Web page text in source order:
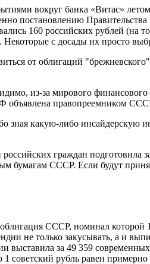
вокруг банка «Витас»
постановлению
160 российских рублей
Некоторые с досады их просто
от облигаций
из-за мирового
объявлена правопреемником
какую-либо инсайдерскую
граждан подготовила
бумагам СССР. Если будут
СССР, номинал
не только закусывать, а и
за 49 359
советский рубль равен